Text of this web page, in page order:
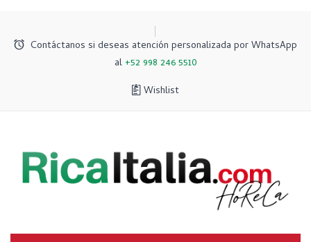
Contáctanos si deseas atención personalizada por WhatsApp
al +52 998 246 5510
Wishlist